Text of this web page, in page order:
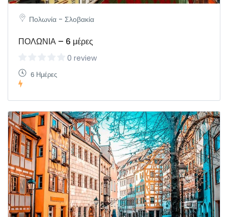
Πολωνία - Σλοβακία
ΠΟΛΩΝΙΑ – 6 μέρες
0 review
6 Ημέρες